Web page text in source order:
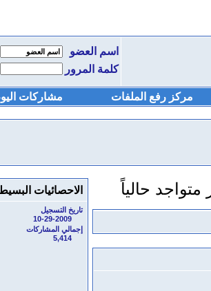
اسم العضو
كلمة المرور
مركز رفع الملفات مشاركات
الاحصائيات
تاريخ التسجيل
10-29-2009
إجمالي المشاركات
5,414